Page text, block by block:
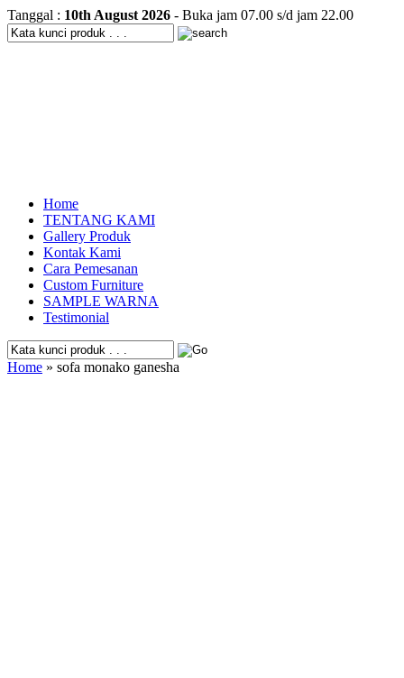
Tanggal : 10th August 2026 - Buka jam 07.00 s/d jam 22.00
Home
TENTANG KAMI
Gallery Produk
Kontak Kami
Cara Pemesanan
Custom Furniture
SAMPLE WARNA
Testimonial
Home » sofa monako ganesha